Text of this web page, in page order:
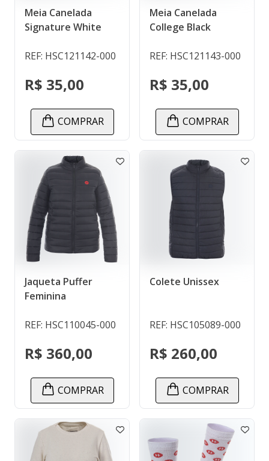
Meia Canelada
Signature White
REF: HSC121142-000
R$ 35,00
COMPRAR
Meia Canelada
College Black
REF: HSC121143-000
R$ 35,00
COMPRAR
Jaqueta Puffer
Feminina
REF: HSC110045-000
R$ 360,00
COMPRAR
Colete Unissex
REF: HSC105089-000
R$ 260,00
COMPRAR